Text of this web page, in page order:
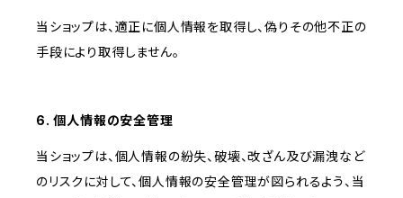
当ショップは、適正に個人情報を取得し、偽りその他不正の
手段により取得しません。
6. 個人情報の安全管理
当ショップは、個人情報の紛失、破壊、改ざん及び漏洩など
のリスクに対して、個人情報の安全管理が図られるよう、当